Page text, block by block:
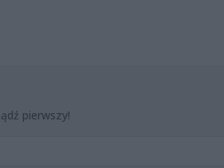
pierwszy!